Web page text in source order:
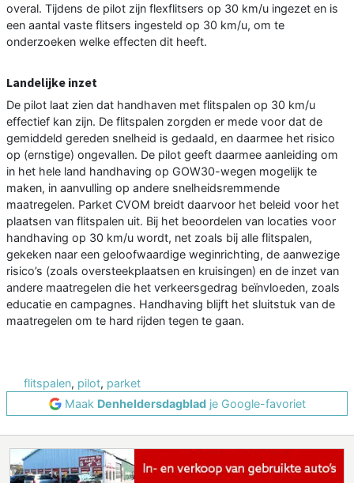
overal. Tijdens de pilot zijn flexflitsers op 30 km/u ingezet en is
een aantal vaste flitsers ingesteld op 30 km/u, om te
onderzoeken welke effecten dit heeft.
Landelijke inzet
De pilot laat zien dat handhaven met flitspalen op 30 km/u
effectief kan zijn. De flitspalen zorgden er mede voor dat de
gemiddeld gereden snelheid is gedaald, en daarmee het risico
op (ernstige) ongevallen. De pilot geeft daarmee aanleiding om
in het hele land handhaving op GOW30-wegen mogelijk te
maken, in aanvulling op andere snelheidsremmende
maatregelen. Parket CVOM breidt daarvoor het beleid voor het
plaatsen van flitspalen uit. Bij het beoordelen van locaties voor
handhaving op 30 km/u wordt, net zoals bij alle flitspalen,
gekeken naar een geloofwaardige weginrichting, de aanwezige
risico’s (zoals oversteekplaatsen en kruisingen) en de inzet van
andere maatregelen die het verkeersgedrag beïnvloeden, zoals
educatie en campagnes. Handhaving blijft het sluitstuk van de
maatregelen om te hard rijden tegen te gaan.
flitspalen, pilot, parket
Maak Denheldersdagbladje Google-favoriet